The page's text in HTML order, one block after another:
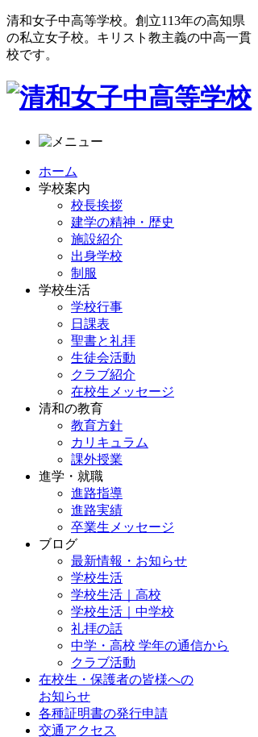
清和女子中高等学校。創立113年の高知県
の私立女子校。キリスト教主義の中高一貫
校です。
ホーム
学校案内
校長挨拶
建学の精神・歴史
施設紹介
出身学校
制服
学校生活
学校行事
日課表
聖書と礼拝
生徒会活動
クラブ紹介
在校生メッセージ
清和の教育
教育方針
カリキュラム
課外授業
進学・就職
進路指導
進路実績
卒業生メッセージ
ブログ
最新情報・お知らせ
学校生活
学校生活｜高校
学校生活｜中学校
礼拝の話
中学・高校 学年の通信から
クラブ活動
在校生・保護者の皆様への
お知らせ
各種証明書の発行申請
交通アクセス